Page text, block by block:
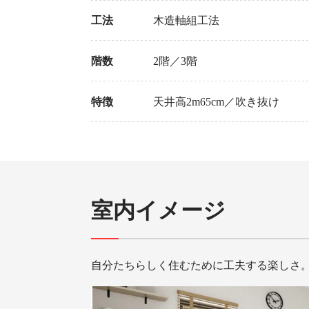
工法 木造軸組工法
階数 2階／3階
特徴 天井高2m65cm／吹き抜け
室内イメージ
自分たちらしく住むために工夫する楽しさ